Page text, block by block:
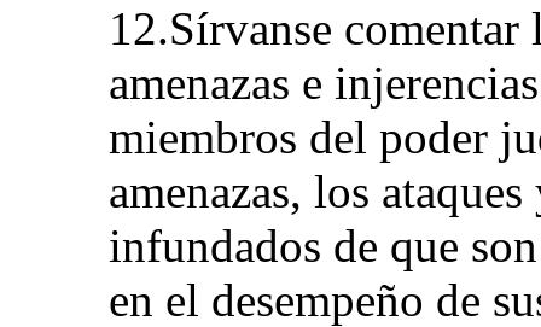
12.Sírvanse comentar
amenazas e
miembros del poder
amenazas, los
infundados de que
en el desempeño de